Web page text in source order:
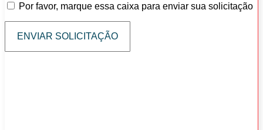
Por favor, marque essa caixa para enviar sua solicitação
ENVIAR SOLICITAÇÃO